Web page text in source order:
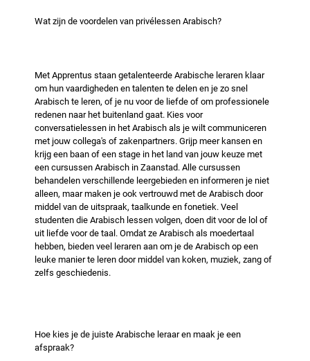
Wat zijn de voordelen van privélessen Arabisch?
Met Apprentus staan ​​getalenteerde Arabische leraren klaar
om hun vaardigheden en talenten te delen en je zo snel
Arabisch te leren, of je nu voor de liefde of om professionele
redenen naar het buitenland gaat. Kies voor
conversatielessen in het Arabisch als je wilt communiceren
met jouw collega's of zakenpartners. Grijp meer kansen en
krijg een baan of een stage in het land van jouw keuze met
een cursussen Arabisch in Zaanstad. Alle cursussen
behandelen verschillende leergebieden en informeren je niet
alleen, maar maken je ook vertrouwd met de Arabisch door
middel van de uitspraak, taalkunde en fonetiek. Veel
studenten die Arabisch lessen volgen, doen dit voor de lol of
uit liefde voor de taal. Omdat ze Arabisch als moedertaal
hebben, bieden veel leraren aan om je de Arabisch op een
leuke manier te leren door middel van koken, muziek, zang of
zelfs geschiedenis.
Hoe kies je de juiste Arabische leraar en maak je een
afspraak?